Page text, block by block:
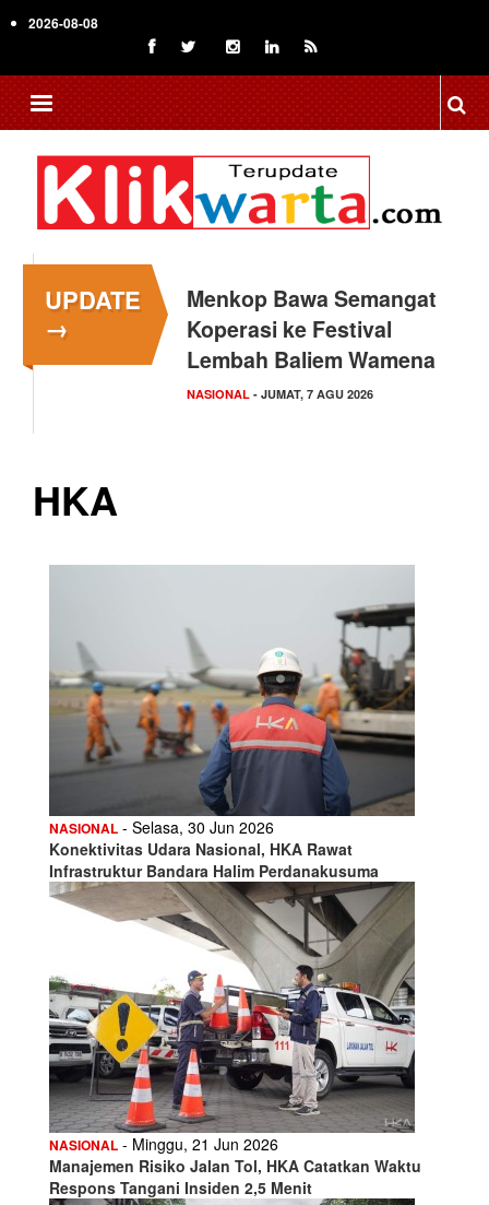
to
content
2026-08-08
UPDATE
→
Menkop Bawa Semangat
Koperasi ke Festival
Lembah Baliem Wamena
NASIONAL - JUMAT, 7 AGU 2026
Tingkatkan Daya Saing
Indonesia, BRIN Fokus
Kembangkan Teknologi…
NASIONAL - JUMAT, 7 AGU 2026
HKA
NASIONAL - Selasa, 30 Jun 2026
Konektivitas Udara Nasional, HKA Rawat
Infrastruktur Bandara Halim Perdanakusuma
NASIONAL - Minggu, 21 Jun 2026
Manajemen Risiko Jalan Tol, HKA Catatkan Waktu
Respons Tangani Insiden 2,5 Menit